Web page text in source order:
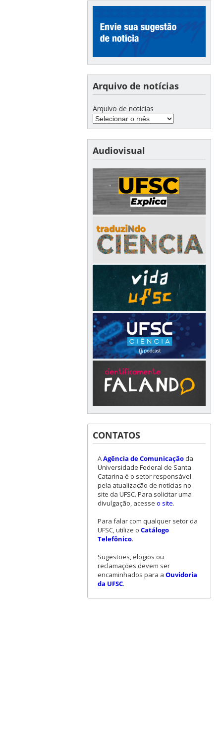
Arquivo de notícias
Arquivo de notícias
Audiovisual
CONTATOS
AAgência de Comunicaçãoda
Universidade Federal de Santa
Catarina é o setor responsável
pela atualização de notícias no
site da UFSC. Para solicitar uma
divulgação, acesse o site.
Para falar com qualquer setor da
UFSC, utilize o Catálogo
Telefônico.
Sugestões, elogios ou
reclamações devem ser
encaminhados para a Ouvidoria
da UFSC.